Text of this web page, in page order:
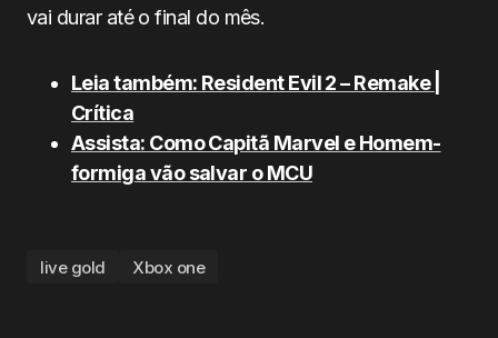
vai durar até o final do mês.
Leia também: Resident Evil 2 – Remake |
Crítica
Assista: Como Capitã Marvel e Homem-
formiga vão salvar o MCU
live gold Xbox one